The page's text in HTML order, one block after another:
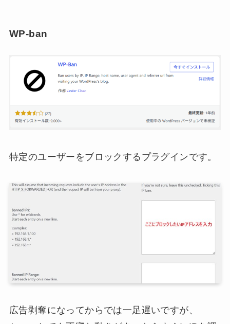
WP-ban
特定のユーザーをブロックするプラグインです。
広告剥奪になってからでは一足遅いですが、